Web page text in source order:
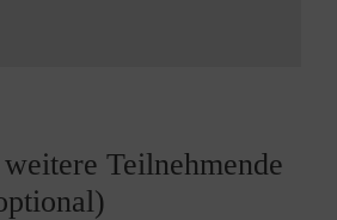
Teilnehmende